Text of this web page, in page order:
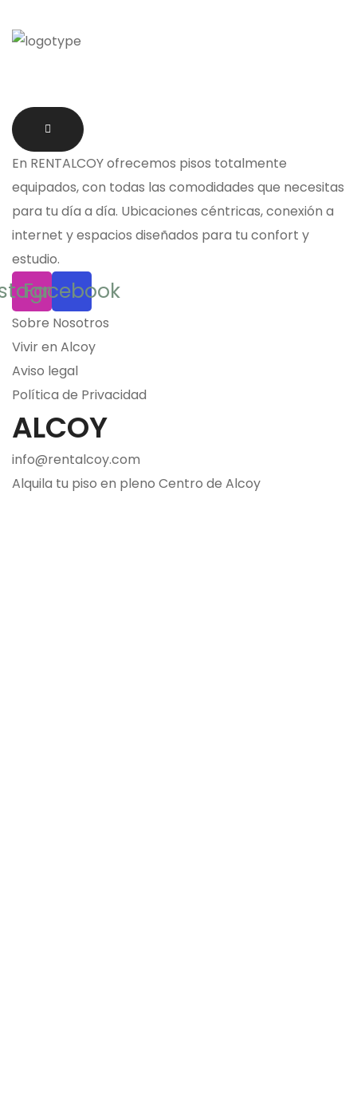
En RENTALCOYofrecemos pisos totalmente
equipados, con todas las comodidades que necesitas
para tu día a día. Ubicaciones céntricas, conexión a
internet y espacios diseñados para tu confort y
estudio.
Facebook
Sobre Nosotros
Vivir en Alcoy
Aviso legal
Política de Privacidad
ALCOY
info@rentalcoy.com
Alquila tu piso en pleno Centro de Alcoy